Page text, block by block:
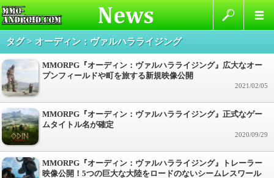
タグ > オーディン：ヴァルハラライジング
MMORPG『オーディン：ヴァルハラライジング』広大なオー
プンフィールドや町を旅する新規映像公開
2021/02/05
MMORPG『オーディン：ヴァルハラライジング』正式なゲー
ムタイトル名が確定
2020/09/29
MMORPG『オーディン：ヴァルハラライジング』トレーラー
映像公開！5つの巨大な大陸をロードのないシームレスワール